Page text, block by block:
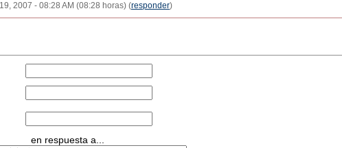
2007 - 08:28 AM (08:28 horas) (responder)
en respuesta a...